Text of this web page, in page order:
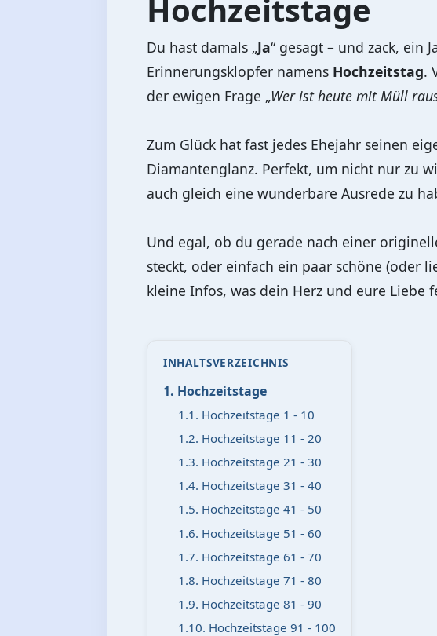
Hochzeitstage
Du hast damals „Ja“ gesagt – und zack, ein
Erinnerungsklopfer namens Hochzeitstag.
der ewigen Frage „Wer ist heute mit Müll
Zum Glück hat fast jedes Ehejahr seinen
Diamantenglanz. Perfekt, um nicht nur zu
auch gleich eine wunderbare Ausrede zu
Und egal, ob du gerade nach einer
steckt, oder einfach ein paar schöne (oder
kleine Infos, was dein Herz und eure Liebe
INHALTSVERZEICHNIS
1. Hochzeitstage
1.1. Hochzeitstage 1 - 10
1.2. Hochzeitstage 11 - 20
1.3. Hochzeitstage 21 - 30
1.4. Hochzeitstage 31 - 40
1.5. Hochzeitstage 41 - 50
1.6. Hochzeitstage 51 - 60
1.7. Hochzeitstage 61 - 70
1.8. Hochzeitstage 71 - 80
1.9. Hochzeitstage 81 - 90
1.10. Hochzeitstage 91 - 100